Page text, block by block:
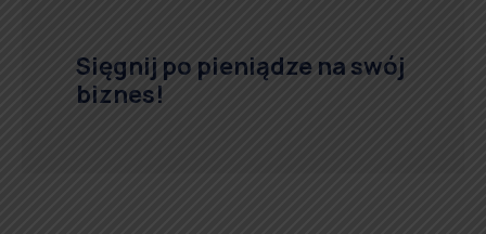
Sięgnij po pieniądze na swój
biznes!